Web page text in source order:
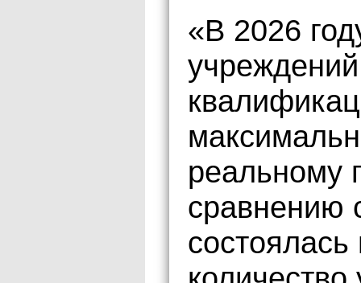
«В 2026
реальному
сравнению